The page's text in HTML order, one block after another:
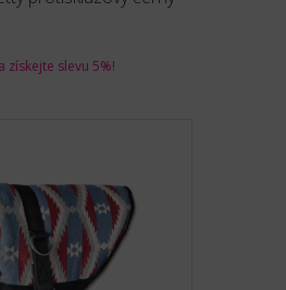
a získejte slevu 5%!